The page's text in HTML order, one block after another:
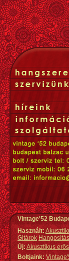
Vintage'52
Használt:
Gitárok Hangosítás
Új:Akusztikus
Boltjaink: